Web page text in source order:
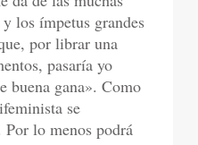
los ímpetus grandes
por librar una
pasaría yo
buena gana». Como
se
lo menos podrá